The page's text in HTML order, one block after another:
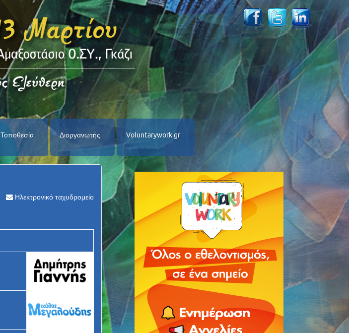
Τοποθεσία Διοργανωτής Voluntarywork.gr
Ηλεκτρονικό ταχυδρομείο